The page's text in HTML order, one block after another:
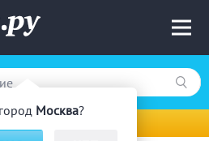
Москва?